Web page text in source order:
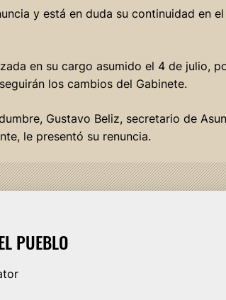
y está en duda su continuidad en
en su cargo asumido el 4 de julio,
los cambios del Gabinete.
Gustavo Beliz, secretario de
le presentó su renuncia.
PUEBLO